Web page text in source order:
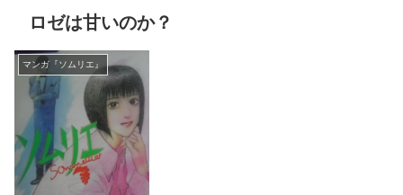
ロゼは甘いのか？
マンガ『ソムリエ』